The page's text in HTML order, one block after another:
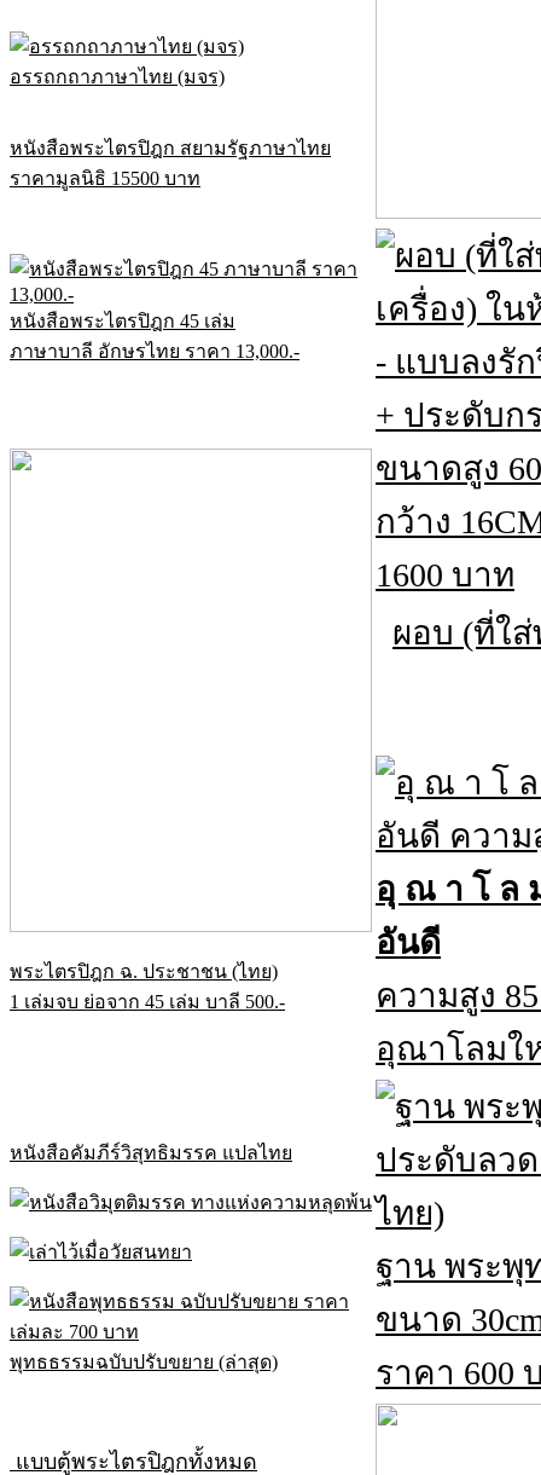
อรรถกถาภาษาไทย (มจร)
หนังสือพระไตรปิฎก สยามรัฐภาษาไทย
ราคามูลนิธิ 15500 บาท
หนังสือพระไตรปิฎก 45 เล่ม
ภาษาบาลี อักษรไทย ราคา 13,000.-
พระไตรปิฎก ฉ. ประชาชน (ไทย)
1 เล่มจบ ย่อจาก 45 เล่ม บาลี 500.-
หนังสือคัมภีร์วิสุทธิมรรค แปลไทย
พุทธธรรมฉบับปรับขยาย (ล่าสุด)
แบบตู้พระไตรปิฎกทั้งหมด
ผอบ (ที่ใ
อุ ณ า โ ล
อันดี
ความสูง
อุณาโลมใ
ฐาน พระพุ
ขนาด
ราคา 600